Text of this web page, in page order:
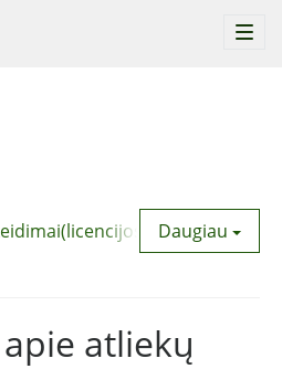
Daugiau
atliekų